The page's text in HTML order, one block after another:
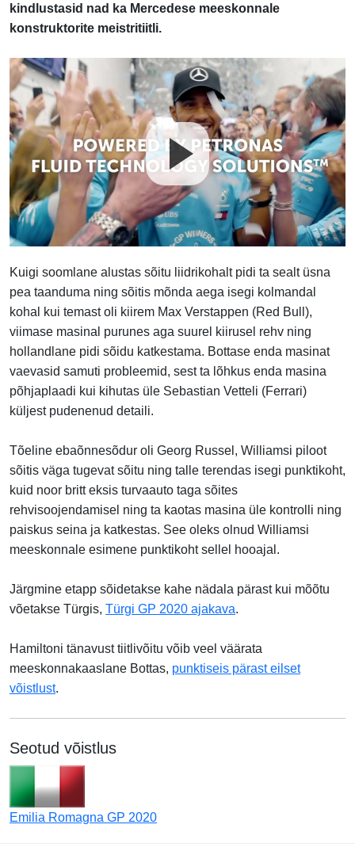
kindlustasid nad ka Mercedese meeskonnale
konstruktorite meistritiitli.
Kuigi soomlane alustas sõitu liidrikohalt pidi ta sealt üsna
pea taanduma ning sõitis mõnda aega isegi kolmandal
kohal kui temast oli kiirem Max Verstappen (Red Bull),
viimase masinal purunes aga suurel kiirusel rehv ning
hollandlane pidi sõidu katkestama. Bottase enda masinat
vaevasid samuti probleemid, sest ta lõhkus enda masina
põhjaplaadi kui kihutas üle Sebastian Vetteli (Ferrari)
küljest pudenenud detaili.
Tõeline ebaõnnesõdur oli Georg Russel, Williamsi piloot
sõitis väga tugevat sõitu ning talle terendas isegi punktikoht,
kuid noor britt eksis turvaauto taga sõites
rehvisoojendamisel ning ta kaotas masina üle kontrolli ning
paiskus seina ja katkestas. See oleks olnud Williamsi
meeskonnale esimene punktikoht sellel hooajal.
Järgmine etapp sõidetakse kahe nädala pärast kui mõõtu
võetakse Türgis, Türgi GP 2020 ajakava.
Hamiltoni tänavust tiitlivõitu võib veel väärata
meeskonnakaaslane Bottas, punktiseis pärast eilset
võistlust.
Seotud võistlus
Emilia Romagna GP 2020